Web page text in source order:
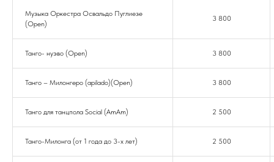
Музыка Оркестра Освальдо Пуглиезе
(Open)
3 800
Танго- нуэво (Open) 3 800
Танго – Милонгеро (apilado)(Open) 3 800
Танго для танцпола Social (AmAm) 2 500
Танго-Милонга (от 1 года до 3-х лет) 2 500